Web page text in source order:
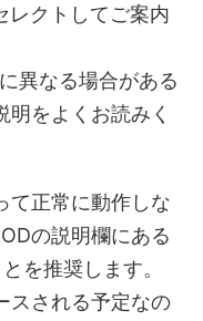
レクトしてご案内
異なる場合がある
をよくお読みく
て正常に動作しな
の説明欄にある
を推奨します。
スされる予定なの